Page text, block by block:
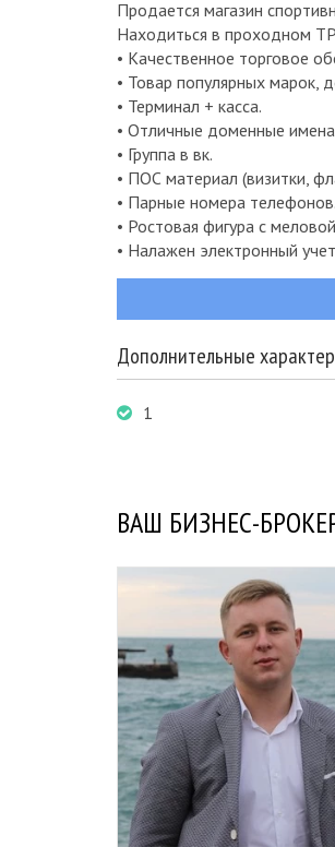
Продается магазин
Находиться в проходном
• Качественное торговое
• Товар популярных марок,
• Терминал + касса.
• Отличные доменные
• Группа в вк.
• ПОС материал (визитки,
• Парные номера телефонов.
• Ростовая фигура с
• Налажен электронный
Дополнительные
1
ВАШ БИЗНЕС-